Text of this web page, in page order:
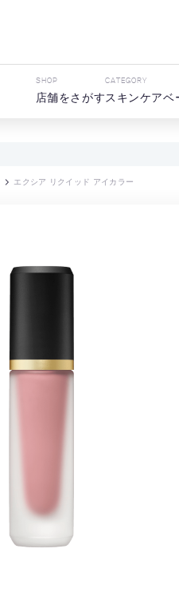
SHOP
店舗をさがす
CATEGORY
スキンケアベ
エクシア リクイッド アイカラー